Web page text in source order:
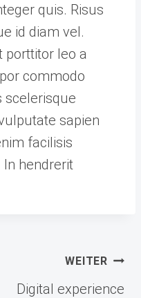
quis. Risus
id diam vel.
porttitor leo a
commodo
scelerisque
sapien
facilisis
hendrerit
WEITER
Digital experience